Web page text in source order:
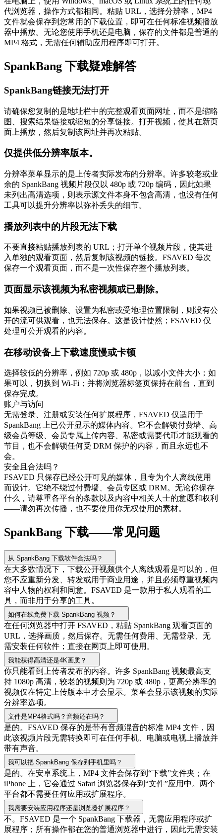
代浏览器，操作方式都相同。粘贴 URL，选择分辨率，MP4
文件就会保存到您常用的下载位置，即可在任何标准视频播放
器中播放。无论您使用手机还是电脑，保存的文件都是普通的
MP4 格式，无需任何辅助应用程序即可打开。
SpankBang 下载疑难解答
SpankBang链接无法打开
请确保您复制的是地址栏中的完整观看页面网址，而不是缩略
图、搜索结果链接或缩短的分享链接。打开视频，使其在新页
面上播放，然后复制该网址并再次粘贴。
仅提供低分辨率版本。
分辨率菜单显示的是上传者实际发布的分辨率。许多较老或业
余的 SpankBang 视频片段仅以 480p 或 720p 编码，因此如果
未列出高清选项，则表示源文件本身不包含高清，也没有任何
工具可以提升分辨率以弥补丢失的细节。
播放列表中的片段无法下载
不要直接粘贴播放列表的 URL；打开单个视频片段，使其进
入单独的观看页面，然后复制该视频的链接。FSAVED 每次
保存一个观看页面，而不是一次性保存整个播放列表。
页面显示该视频为私密视频或已删除。
如果视频已被删除、设置为私密或受地理位置限制，则没有公
开的流可供观看，也无法保存。这是设计使然；FSAVED 仅
处理可公开观看的内容。
在移动设备上下载速度慢或卡顿
选择较低的分辨率，例如 720p 或 480p，以减小文件大小；如
果可以，切换到 Wi-Fi；并将浏览器标签页保持在前台，直到
保存完成。
账户与访问
无需登录、注册或安装任何扩展程序，FSAVED 仅适用于
SpankBang 上已公开显示的媒体内容。它不会解锁付费墙、高
级会员等级、会员专属上传内容、私密或需要代币才能观看的
节目，也不会解锁任何受 DRM 保护的内容，而且永远也不
会。
安全且合法吗？
FSAVED 只保存已经公开可见的媒体，且专为个人离线使用
而设计。它绝不绕过付费墙、会员专区或 DRM。无论你保存
什么，请尊重各平台的条款以及内容中相关人士的意愿和权利
——请勿再次传播，也不要使用你无权使用的素材。
SpankBang 下载——常见问题
从 SpankBang 下载软件合法吗？
在大多数情况下，下载公开视频供个人离线观看是可以的，但
您不应重新分发、转发或用于商业用途，并且必须尊重视频内
容中人物的权利和同意。FSAVED 是一款用于私人观看的工
具，而非用于分享的工具。
如何在线免费下载 SpankBang 视频？
在任何浏览器中打开 FSAVED，粘贴 SpankBang 观看页面的
URL，选择画质，然后保存。无需任何费用、无需登录、无
需安装任何软件；直接在网页上即可使用。
我能获得高清还是4K画质？
你只能看到上传者发布的内容。许多 SpankBang 视频最高支
持 1080p 高清，较老的视频则为 720p 或 480p，更高分辨率的
视频仅在特定上传版本中才会显示。菜单会显示该视频的实际
分辨率选项。
文件是MP4格式吗？音频还在吗？
是的。FSAVED 保存的是带有音频混音的标准 MP4 文件，因
此该视频片段无需转换即可在任何手机、电脑或电视上播放并
带有声音。
我可以把 SpankBang 保存到手机里吗？
是的。在安卓系统上，MP4 文件会保存到“下载”文件夹；在
iPhone 上，它会通过 Safari 浏览器保存到“文件”应用中。两个
平台都不需要任何应用或扩展程序。
我需要安装应用程序还是浏览器扩展程序？
不。FSAVED 是一个 SpankBang 下载器，无需应用程序或扩
展程序；所有操作都在您的普通浏览器中进行，因此无需安装